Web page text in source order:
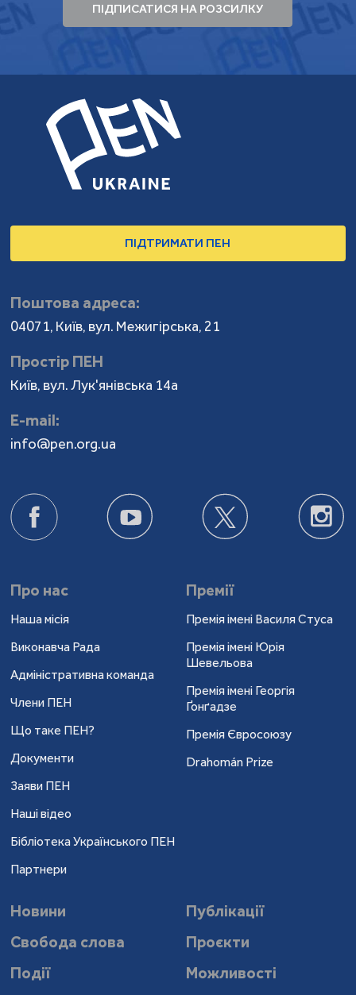
ПІДПИСАТИСЯ НА РОЗСИЛКУ
ПІДТРИМАТИ ПЕН
Поштова адреса:
04071, Київ, вул. Межигірська, 21
Простір ПЕН
Київ, вул. Лук'янівська 14а
Е-mail:
info@pen.org.ua
Про нас
Наша місія
Виконавча Рада
Адміністративна команда
Члени ПЕН
Що таке ПЕН?
Документи
Заяви ПЕН
Наші відео
Бібліотека Українського ПЕН
Партнери
Премії
Премія імені Василя Стуса
Премія імені Юрія
Шевельова
Премія імені Георгія
Ґонґадзе
Премія Євросоюзу
Drahomán Prize
Новини
Публікації
Свобода слова
Проєкти
Події
Можливості